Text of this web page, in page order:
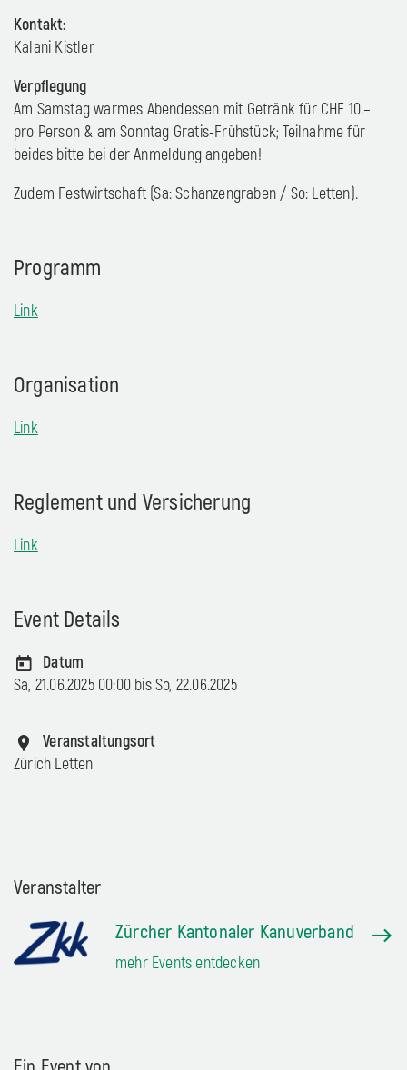
Kontakt:
Kalani Kistler
Verpflegung
Am Samstag warmes Abendessen mit Getränk für CHF 10.–
pro Person & am Sonntag Gratis-Frühstück; Teilnahme für
beides bitte bei der Anmeldung angeben!
Zudem Festwirtschaft (Sa: Schanzengraben / So: Letten).
Programm
Link
Organisation
Link
Reglement und Versicherung
Link
Event Details
Datum
Sa, 21.06.2025 00:00 bisSo, 22.06.2025
Veranstaltungsort
Zürich Letten
Veranstalter
Zürcher Kantonaler Kanuverband
mehr Events entdecken